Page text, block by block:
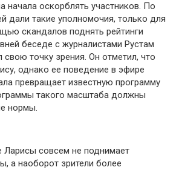
начала оскорблять участников. По
дали такие уполномочия, только для
скандалов поднять рейтинги
беседе с журналистами Рустам
свою точку зрения. Он отметил, что
однако ее поведение в эфире
превращает известную программу
такого масштаба должны
нормы.
Ларисы совсем не поднимает
а наоборот зрители более